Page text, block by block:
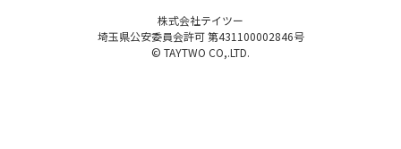
株式会社テイツー
埼玉県公安委員会許可 第431100002846号
© TAYTWO CO,.LTD.